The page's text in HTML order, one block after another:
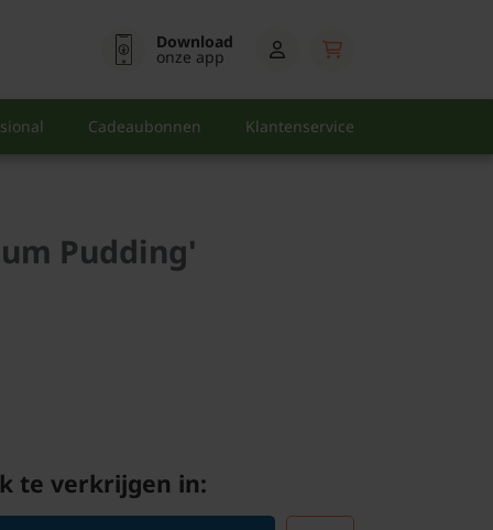
Download
onze app
Cadeaubonnen Klantenservice
Pudding'
te verkrijgen in: